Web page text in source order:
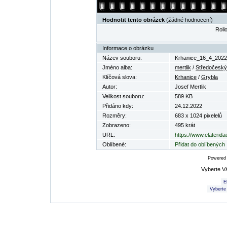
Hodnotit tento obrázek (žádné hodnocení)
Informace o obrázku
Název souboru:
Jméno alba:
mertlik /
Klíčová slova:
Krhanice / Grybla
Autor:
Josef Mertlik
Velikost souboru:
589 KB
Přidáno kdy:
24.12.2022
Rozměry:
683 x 1024 pixelelů
Zobrazeno:
495 krát
URL:
https://
Oblíbené:
Přidat do oblíbených
Vyberte